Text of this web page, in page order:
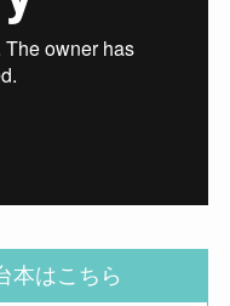
本はこちら